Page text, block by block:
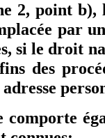
2, point b),
par
si le droit
des
comporte